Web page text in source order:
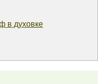
в духовке